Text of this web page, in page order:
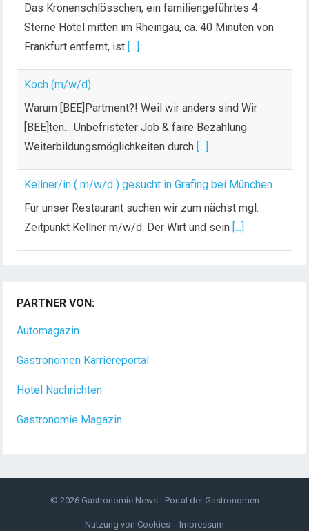
Das Kronenschlösschen, ein familiengeführtes 4-
Sterne Hotel mitten im Rheingau, ca. 40 Minuten von
Frankfurt entfernt, ist [...]
Koch (m/w/d)
Warum [BEE]Partment?! Weil wir anders sind Wir
[BEE]ten… Unbefristeter Job & faire Bezahlung
Weiterbildungsmöglichkeiten durch [...]
Kellner/in ( m/w/d ) gesucht in Grafing bei München
Für unser Restaurant suchen wir zum nächst mgl.
Zeitpunkt Kellner m/w/d. Der Wirt und sein [...]
PARTNER VON:
Automagazin
Gastronomen Karriereportal
Hotel Nachrichten
Gastronomie Magazin
© 2026 Gastronomie News - Portal der Gastronomen
Nutzung von Cookies Impressum